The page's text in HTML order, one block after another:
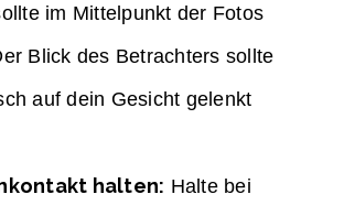
im Mittelpunkt der Fotos
Blick des Betrachters sollte
auf dein Gesicht gelenkt
halten: Halte bei